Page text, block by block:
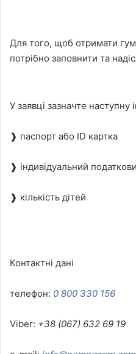
Для того, щоб отримати
потрібно заповнити та
У заявці зазначте наступну
❱ паспорт або ID картка
❱ індивідуальний
❱ кількість дітей
Контактні дані
телефон: 0 800 330 156
Viber: +38 (067) 632 69 19